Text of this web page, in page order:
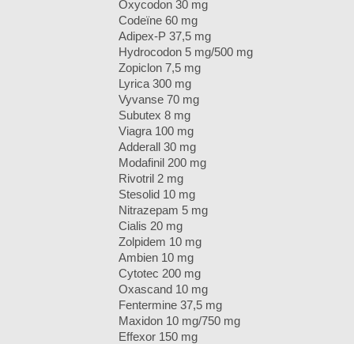
Oxycodon 30 mg
Codeïne 60 mg
Adipex-P 37,5 mg
Hydrocodon 5 mg/500 mg
Zopiclon 7,5 mg
Lyrica 300 mg
Vyvanse 70 mg
Subutex 8 mg
Viagra 100 mg
Adderall 30 mg
Modafinil 200 mg
Rivotril 2 mg
Stesolid 10 mg
Nitrazepam 5 mg
Cialis 20 mg
Zolpidem 10 mg
Ambien 10 mg
Cytotec 200 mg
Oxascand 10 mg
Fentermine 37,5 mg
Maxidon 10 mg/750 mg
Effexor 150 mg